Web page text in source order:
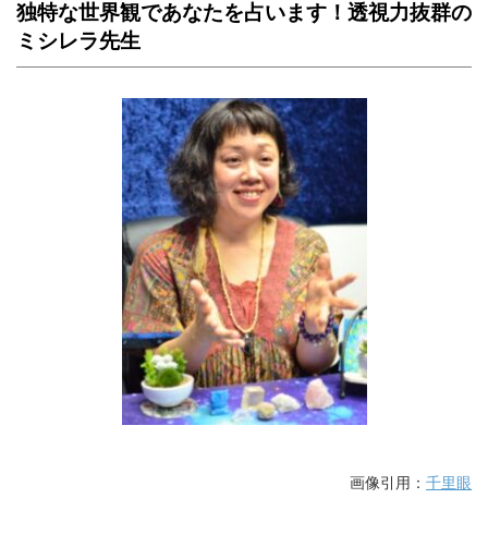
独特な世界観であなたを占います！透視力抜群の
ミシレラ先生
画像引用： 千里眼